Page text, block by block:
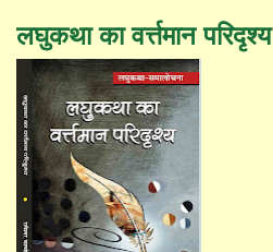
लघुकथा का वर्त्तमान परिदृश्य